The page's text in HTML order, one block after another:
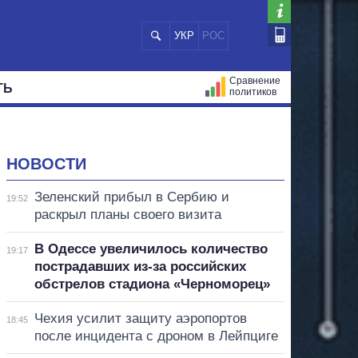
УКР РОС
Сравнение
политиков
НОВОСТИ
19:52
Зеленский прибыл в Сербию и
раскрыл планы своего визита
19:17
В Одессе увеличилось количество
пострадавших из-за российских
обстрелов стадиона «Черноморец»
18:45
Чехия усилит защиту аэропортов
после инцидента с дроном в Лейпциге